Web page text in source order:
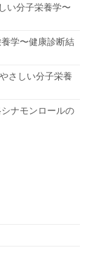
い分子栄養学〜
学〜健康診断結
さしい分子栄養
ナモンロールの